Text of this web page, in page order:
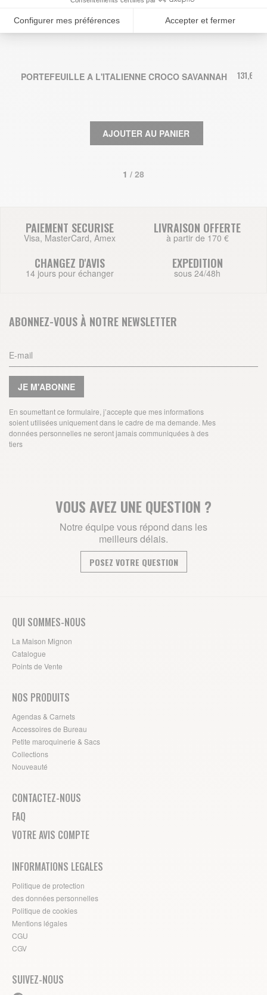
PORTEFEUILLE A L'ITALIENNE CROCO SAVANNAH 131,67 €
AJOUTER AU PANIER
1 / 28
PAIEMENT SECURISE
Visa, MasterCard, Amex
LIVRAISON OFFERTE
à partir de 170 €
CHANGEZ D'AVIS
14 jours pour échanger
EXPEDITION
sous 24/48h
ABONNEZ-VOUS À NOTRE NEWSLETTER
JE M'ABONNE
En soumettant ce formulaire, j’accepte que mes informations
soient utilisées uniquement dans le cadre de ma demande. Mes
données personnelles ne seront jamais communiquées à des
tiers
VOUS AVEZ UNE QUESTION ?
Notre équipe vous répond dans les
meilleurs délais.
POSEZ VOTRE QUESTION
QUI SOMMES-NOUS
La Maison Mignon
Catalogue
Points de Vente
NOS PRODUITS
Agendas & Carnets
Accessoires de Bureau
Petite maroquinerie & Sacs
Collections
Nouveauté
CONTACTEZ-NOUS
FAQ
VOTRE AVIS COMPTE
INFORMATIONS LEGALES
Politique de protection
des données personnelles
Politique de cookies
Mentions légales
CGU
CGV
SUIVEZ-NOUS